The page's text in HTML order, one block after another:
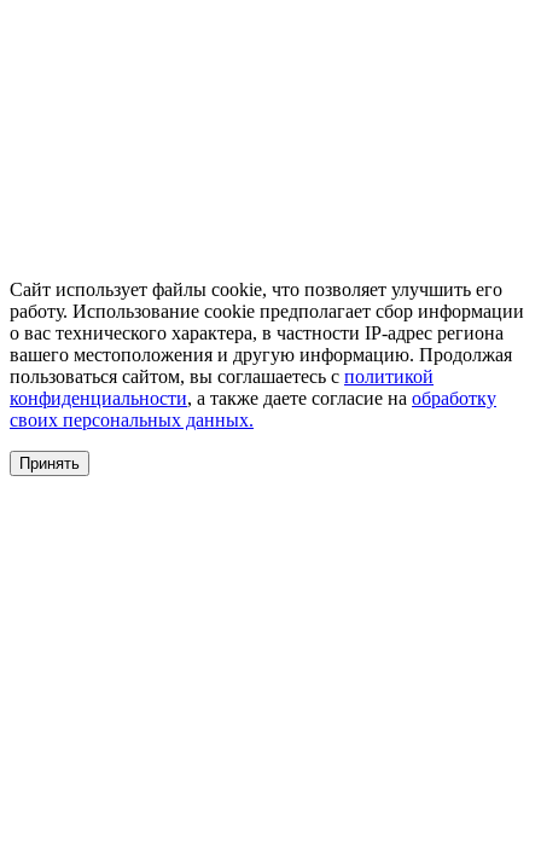
Сайт использует файлы cookie, что позволяет улучшить его
работу. Использование cookie предполагает сбор информации
о вас технического характера, в частности IP-адрес региона
вашего местоположения и другую информацию. Продолжая
пользоваться сайтом, вы соглашаетесь с политикой
конфиденциальности, а также даете согласие на обработку
своих персональных данных.
Принять